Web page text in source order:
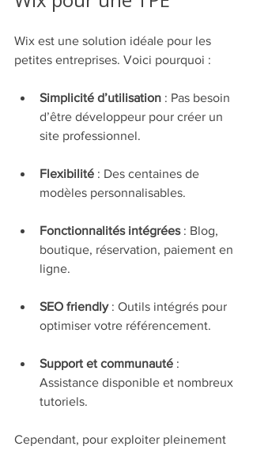
Wix est une solution idéale pour les
petites entreprises. Voici pourquoi :
Simplicité d’utilisation : Pas besoin
d’être développeur pour créer un
site professionnel.
Flexibilité : Des centaines de
modèles personnalisables.
Fonctionnalités intégrées : Blog,
boutique, réservation, paiement en
ligne.
SEO friendly : Outils intégrés pour
optimiser votre référencement.
Support et communauté :
Assistance disponible et nombreux
tutoriels.
Cependant, pour exploiter pleinement